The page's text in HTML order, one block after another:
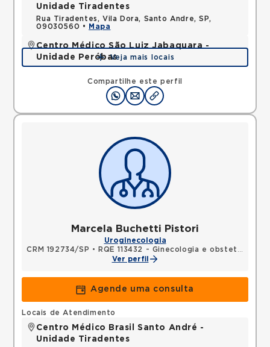
Compartilhe este perfil
Unidade Tiradentes
Rua Tiradentes, Vila Dora, Santo Andre, SP,
09030560 •
Mapa
Centro Médico São Luiz Jabaquara -
Unidade Peróbas
Rua das Perobas, Jabaquara, Sao Paulo, SP,
Mapa
Veja mais locais
Marcela Buchetti Pistori
Uroginecologia
CRM 192734/SP •
RQE 113432 - Ginecologia e obstetrícia
Ver perfil
Agende uma consulta
Locais de Atendimento
Centro Médico Brasil Santo André -
Unidade Tiradentes